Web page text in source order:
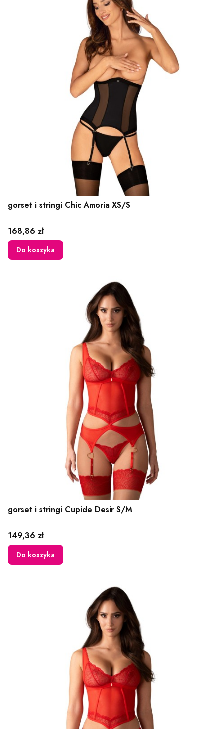
gorset i stringi Chic Amoria XS/S
Cena
168,86 zł
Do koszyka
gorset i stringi Cupide Desir S/M
Cena
149,36 zł
Do koszyka